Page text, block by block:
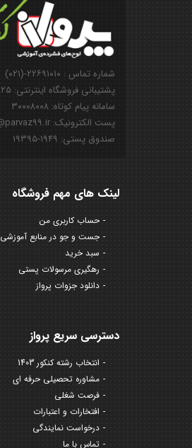
شماره تماس : ۲۲۶۹۱۰۱۰-(۰۲۱)
پشتیبانی فروشگاه اینترنتی: ۰۹۱۲۸۵۰۱۱۲۵
سامانه پیام کوتاه: ۳۰۰۰۸۰۰۸
پست الکترونیک: info@parvaz99.ir
صندوق پستی: ۱۹۴۹-۱۹۳۹۵
لینک های مهم فروشگاه
حساب کاربری من
جست و جو در منابع آموزشی
سبد خرید
رهگیری مرسولات پستی
دانلود جزوات پرواز
دسترسی سریع پرواز
انتخاب رشته کنکور 1403
مشاوره تحصیلی حرفه ای
فرصت شغلی
افتخارات و اعتبارات
درخواست نمایندگی
تماس با ما